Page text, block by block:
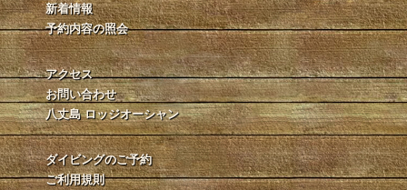
新着情報
予約内容の照会
アクセス
お問い合わせ
八丈島 ロッジオーシャン
ダイビングのご予約
ご利用規則